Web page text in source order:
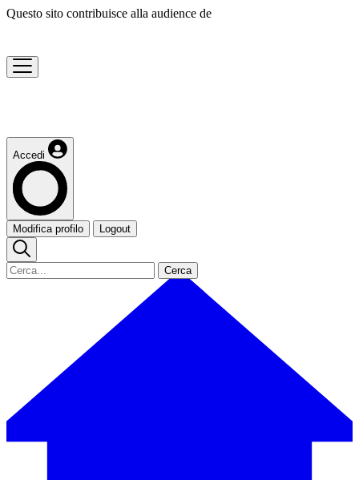
Questo sito contribuisce alla audience de
Accedi
Modifica profilo Logout
Cerca